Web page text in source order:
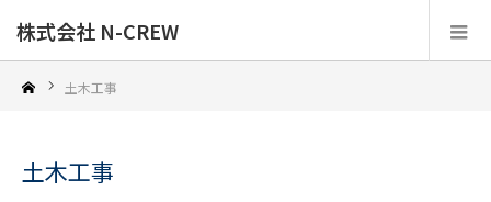
株式会社 N-CREW
土木工事
土木工事